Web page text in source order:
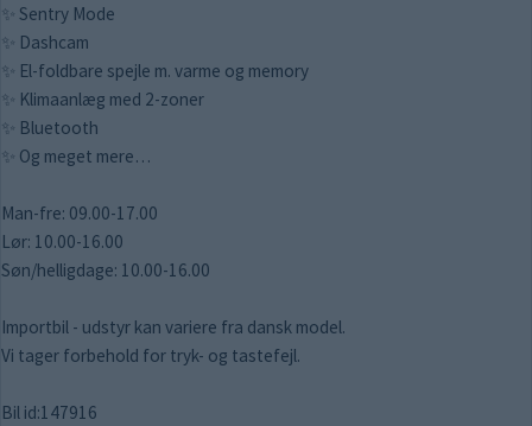
✨ Sentry Mode
✨ Dashcam
✨ El-foldbare spejle m. varme og memory
✨ Klimaanlæg med 2-zoner
✨ Bluetooth
✨ Og meget mere…
Man-fre: 09.00-17.00
Lør: 10.00-16.00
Søn/helligdage: 10.00-16.00
Importbil - udstyr kan variere fra dansk model.
Vi tager forbehold for tryk- og tastefejl.